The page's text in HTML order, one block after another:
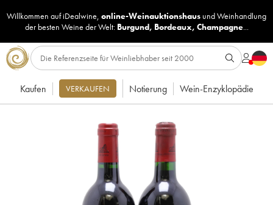
Willkommen auf iDealwine, online-Weinauktionshaus undWeinhandlung
der besten Weine der Welt: Burgund, Bordeaux, Champagne...
Kaufen VERKAUFEN Notierung Wein-Enzyklopädie